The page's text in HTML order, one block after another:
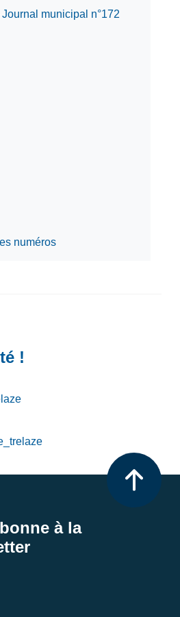
Journal municipal n°172
numéros
!
à la